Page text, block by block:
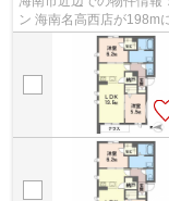
ン 海南名高西店が198m
まで行かずに済ゴミ置き